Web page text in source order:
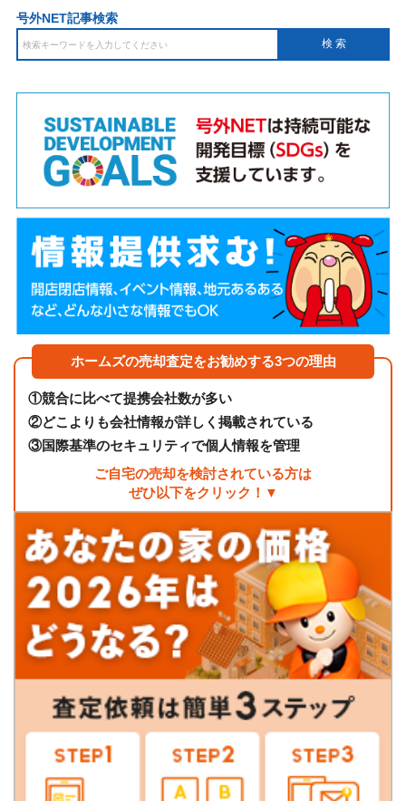
号外NET記事検索
ホームズの売却査定をお勧めする3つの理由
①競合に比べて提携会社数が多い
②どこよりも会社情報が詳しく掲載されている
③国際基準のセキュリティで個人情報を管理
ご自宅の売却を検討されている方は
ぜひ以下をクリック！▼